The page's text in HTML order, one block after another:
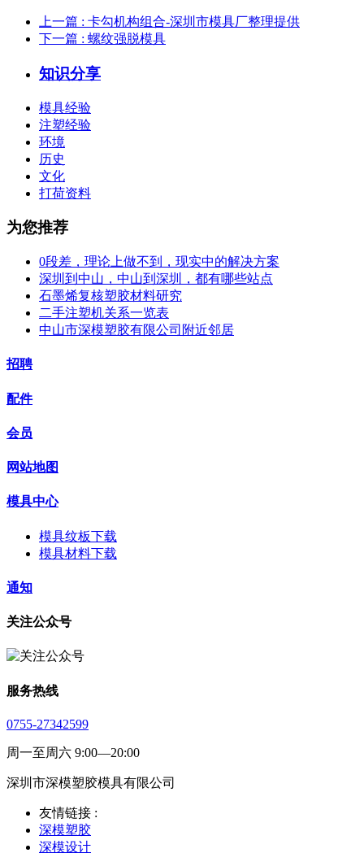
上一篇 : 卡勾机构组合-深圳市模具厂整理提供
下一篇 : 螺纹强脱模具
知识分享
模具经验
注塑经验
环境
历史
文化
打荷资料
为您推荐
0段差，理论上做不到，现实中的解决方案
深圳到中山，中山到深圳，都有哪些站点
石墨烯复核塑胶材料研究
二手注塑机关系一览表
中山市深模塑胶有限公司附近邻居
招聘
配件
会员
网站地图
模具中心
模具纹板下载
模具材料下载
通知
关注公众号
服务热线
0755-27342599
周一至周六 9:00—20:00
深圳市深模塑胶模具有限公司
友情链接 :
深模塑胶
深模设计